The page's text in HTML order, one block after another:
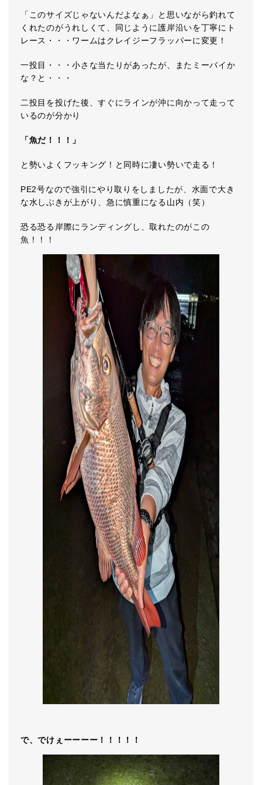
「このサイズじゃないんだよなぁ」と思いながら釣れて
くれたのがうれしくて、同じように護岸沿いを丁寧にト
レース・・・ワームはクレイジーフラッパーに変更！
一投目・・・小さな当たりがあったが、またミーバイか
な？と・・・
二投目を投げた後、すぐにラインが沖に向かって走って
いるのが分かり
「魚だ！！！」
と勢いよくフッキング！と同時に凄い勢いで走る！
PE2号なので強引にやり取りをしましたが、水面で大き
な水しぶきが上がり、急に慎重になる山内（笑）
恐る恐る岸際にランディングし、取れたのがこの
魚！！！
で、でけぇーーーー！！！！！